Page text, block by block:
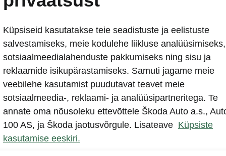
Küpsiseid kasutatakse teie seadistuste ja eelistuste
salvestamiseks, meie kodulehe liikluse analüüsimiseks,
sotsiaalmeedialahenduste pakkumiseks ning sisu ja
reklaamide isikupärastamiseks. Samuti jagame meie
veebilehe kasutamist puudutavat teavet meie
sotsiaalmeedia-, reklaami- ja analüüsipartneritega. Te
annate oma nõusoleku ettevõttele Škoda Auto a.s.,
100 AS, ja Škoda jaotusvõrgule. Lisateave Küpsiste
kasutamise eeskiri.